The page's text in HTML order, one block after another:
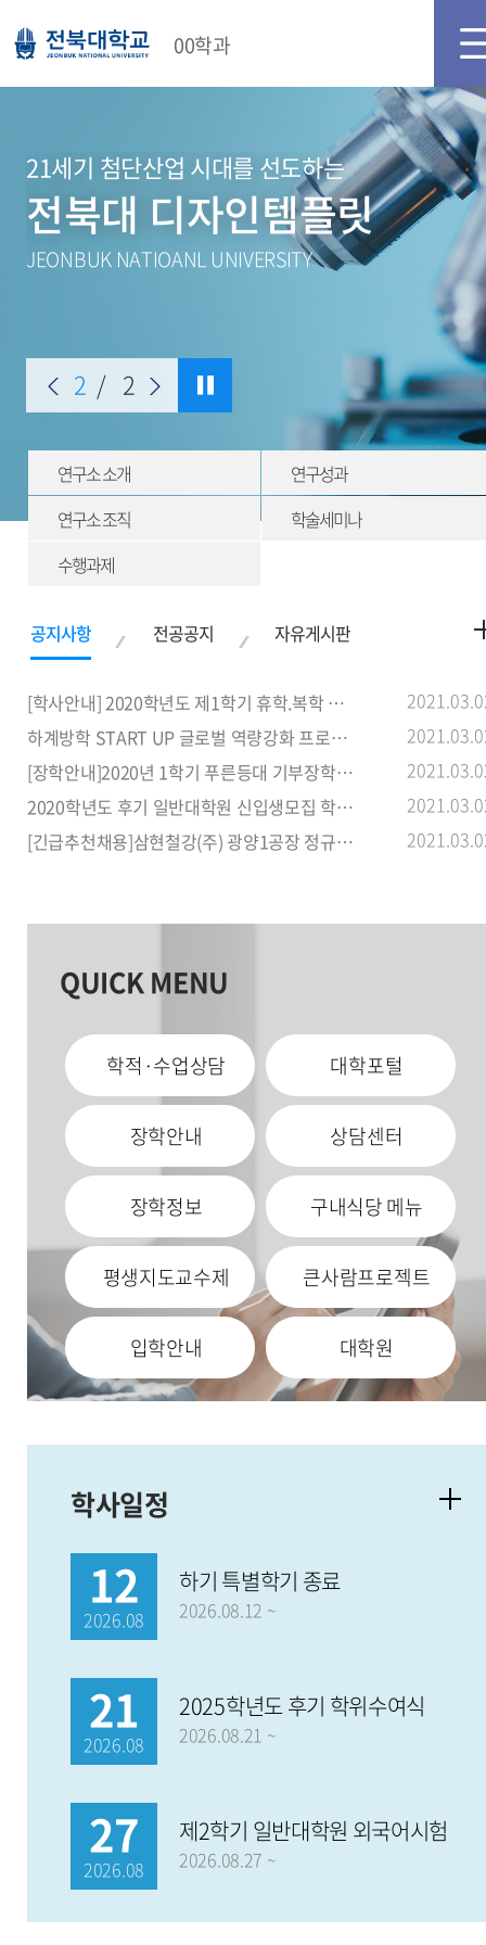
00학과
2 / 2
21세기 첨단산업 시대를 선도하는
전북대 디자인템플릿
JEONBUK NATIOANL UNIVERSITY
연구소 소개
연구성과
연구소 조직
학술세미나
수행과제
[학사안내] 2020학년도 제1학기 휴학.복학 신청 기간 안내
하계방학 START UP 글로벌 역량강화 프로그램 참가자 명단 및 안내사
[장학안내]2020년 1학기 푸른등대 기부장학사업 신규장학생 선발 안내
2020학년도 후기 일반대학원 신입생모집 학과별 입학설명회
[긴급추천채용]삼현철강(주) 광양1공장 정규직(여자) 신입사원 추천 안내
QUICK MENU
학적·수업상담 대학포털
장학안내 상담센터
장학정보 구내식당 메뉴
평생지도교수제 큰사람프로젝트
입학안내 대학원
학사일정
12
2026.08
하기 특별학기 종료
2026.08.12 ~
21
2026.08
2025학년도 후기 학위수여식
2026.08.21 ~
27
2026.08
제2학기 일반대학원 외국어시험
2026.08.27 ~